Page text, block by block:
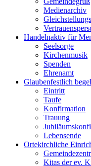
Medienarchiv
Handelnaktiv für
Seelsorge
Kirchenmusik
Spenden
Ehrenamt
Glaubenfestlich
Eintritt
Taufe
Konfirmation
Trauung
Lebensende
Ortekirchliche
Kitas der ev.